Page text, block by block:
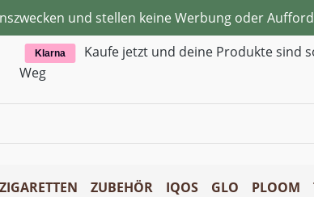
und stellen keine Werbung oder
Klarna
Kaufe jetzt und deine Produkte sind
Weg
ZUBEHÖR IQOS GLO PLOOM